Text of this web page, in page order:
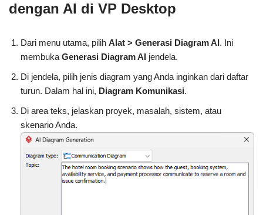
dengan AI di VP Desktop
Dari menu utama, pilih Alat > Generasi Diagram AI. Ini
membuka Generasi Diagram AI jendela.
Di jendela, pilih jenis diagram yang Anda inginkan dari daftar
turun. Dalam hal ini, Diagram Komunikasi.
Di area teks, jelaskan proyek, masalah, sistem, atau
skenario Anda.